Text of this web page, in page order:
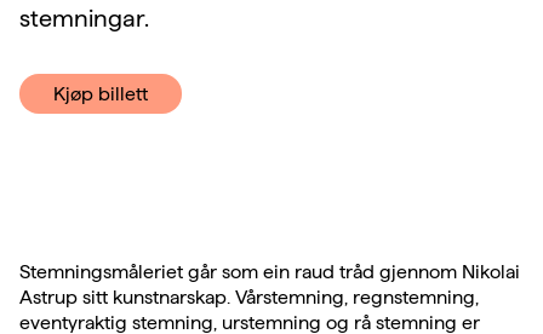
stemningar.
Kjøp billett
Stemningsmåleriet går som ein raud tråd gjennom Nikolai
Astrup sitt kunstnarskap. Vårstemning, regnstemning,
eventyraktig stemning, urstemning og rå stemning er